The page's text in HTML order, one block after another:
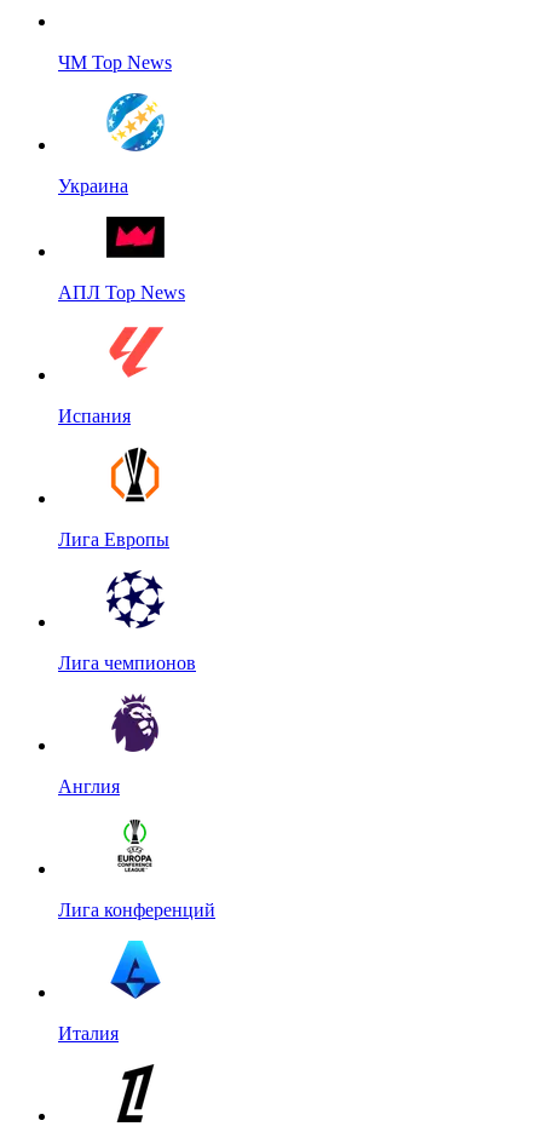
ЧМ Top News
Украина
АПЛ Top News
Испания
Лига Европы
Лига чемпионов
Англия
Лига конференций
Италия